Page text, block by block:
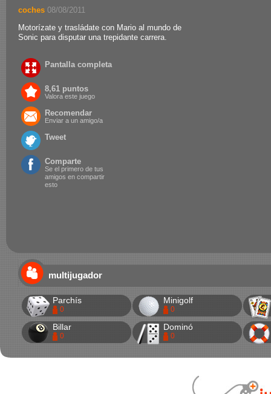
coches 08/08/2011
Motorízate y trasládate con Mario al mundo de
Sonic para disputar una trepidante carrera.
Pantalla completa
8,61 puntos
Valora este juego
Recomendar
Enviar a un amigo/a
Tweet
Comparte
Se el primero de tus
amigos en compartir
esto
multijugador
Parchís
0
Billar
0
Minigolf
0
Dominó
0